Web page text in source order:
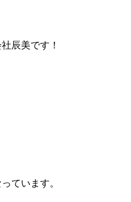
辰美です！
ています。